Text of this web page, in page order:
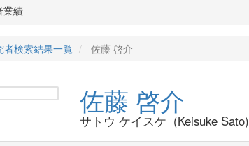
業績
者検索結果一覧 佐藤 啓介
佐藤 啓介
サトウ ケイスケ (Keisuke Sato)